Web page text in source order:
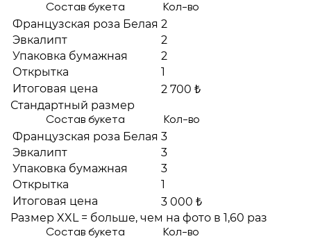
Состав букета Кол-во
Французская роза Белая 2
Эвкалипт
2
Упаковка бумажная
2
Открытка
1
Итоговая цена
2 700 ₺
Стандартный размер
Состав букета Кол-во
Французская роза Белая 3
Эвкалипт
3
Упаковка бумажная
3
Открытка
1
Итоговая цена
3 000 ₺
Размер XXL = больше, чем на фото в 1,60 раз
Состав букета Кол-во